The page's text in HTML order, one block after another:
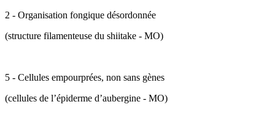
2 - Organisation fongique désordonnée
(structure filamenteuse du shiitake - MO)
5 - Cellules empourprées, non sans gènes
(cellules de l’épiderme d’aubergine - MO)